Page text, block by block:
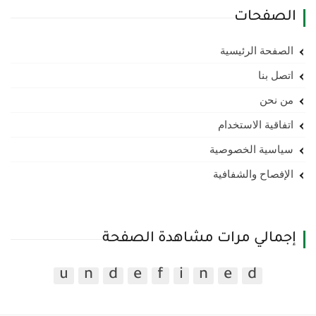
الصفحات
الصفحة الرئيسية
اتصل بنا
من نحن
اتفاقية الاستخدام
سياسية الخصوصية
الإفصاح والشفافية
إجمالي مرات مشاهدة الصفحة
u n d e f i n e d